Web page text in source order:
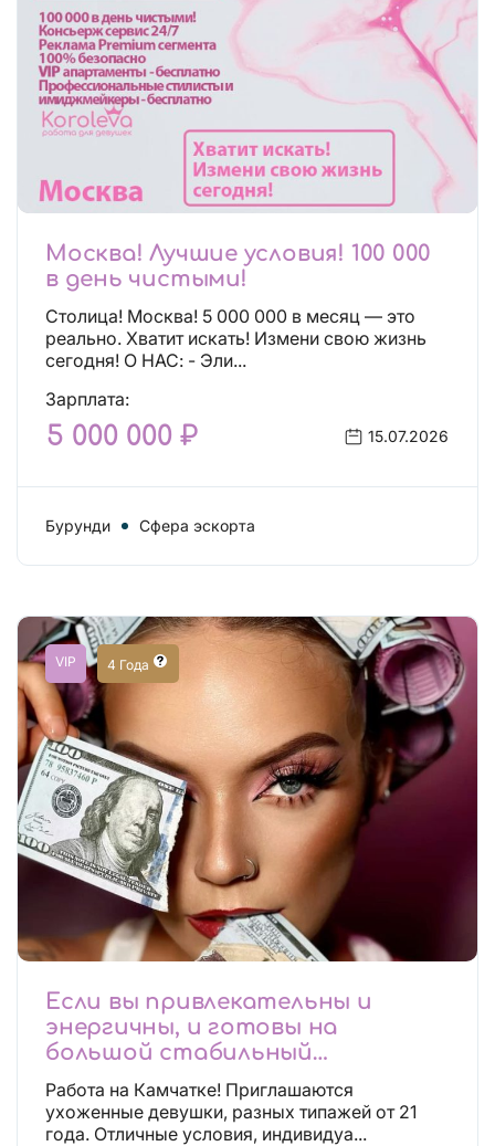
Москва! Лучшие условия! 100 000
в день чистыми!
Столица! Москва! 5 000 000 в месяц — это
реально. Хватит искать! Измени свою жизнь
сегодня! О НАС: - Эли...
Зарплата:
5 000 000 ₽ 15.07.2026
Бурунди Сфера эскорта
VIP 4 Года
Если вы привлекательны и
энергичны, и готовы на
большой стабильный
заработок, тогда вы уже нашли,
что искали!
Работа на Камчатке! Приглашаются
ухоженные девушки, разных типажей от 21
года. Отличные условия, индивидуа...